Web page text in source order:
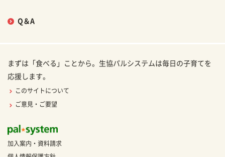
Q＆A
まずは「食べる」ことから。生協パルシステムは毎日の子育てを
応援します。
このサイトについて
ご意見・ご要望
加入案内・資料請求